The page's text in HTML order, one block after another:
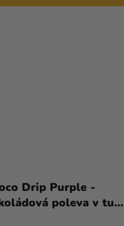
Drip Purple -
poleva v tubě